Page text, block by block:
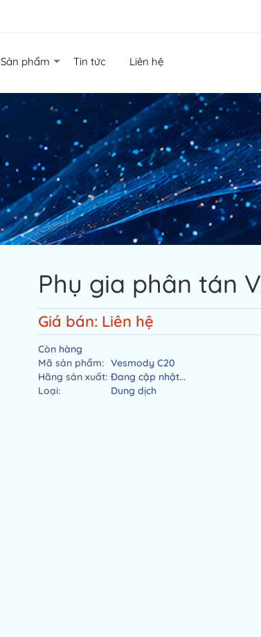
Sản phẩm Tin tức Liên hệ
Phụ gia phân tán
Giá bán: Liên hệ
Còn hàng
Mã sản phẩm: Vesmody C20
Hãng sản xuất: Đang cập nhật...
Loại:
Dung dịch